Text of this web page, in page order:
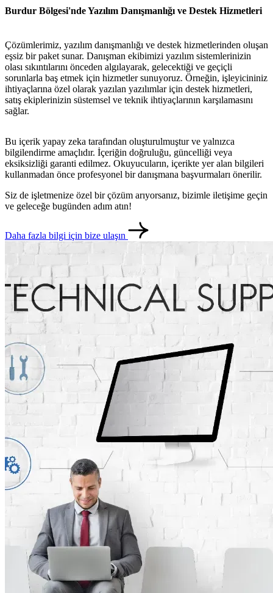
İletişim
Burdur Bölgesi'nde Yazılım Danışmanlığı ve Destek Hizmetleri
Çözümlerimiz, yazılım danışmanlığı ve destek hizmetlerinden oluşan
eşsiz bir paket sunar. Danışman ekibimizi yazılım sistemlerinizin
olası sıkıntılarını önceden algılayarak, gelecektiği ve geçiçli
sorunlarla baş etmek için hizmetler sunuyoruz. Örneğin, işleyicininiz
ihtiyaçlarına özel olarak yazılan yazılımlar için destek hizmetleri,
satış ekiplerinizin süstemsel ve teknik ihtiyaçlarının karşılamasını
sağlar.
Bu içerik yapay zeka tarafından oluşturulmuştur ve yalnızca
bilgilendirme amaçlıdır. İçeriğin doğruluğu, güncelliği veya
eksiksizliği garanti edilmez. Okuyucuların, içerikte yer alan bilgileri
kullanmadan önce profesyonel bir danışmana başvurmaları önerilir.
Siz de işletmenize özel bir çözüm arıyorsanız, bizimle iletişime geçin
ve geleceğe bugünden adım atın!
Daha fazla bilgi için bize ulaşın